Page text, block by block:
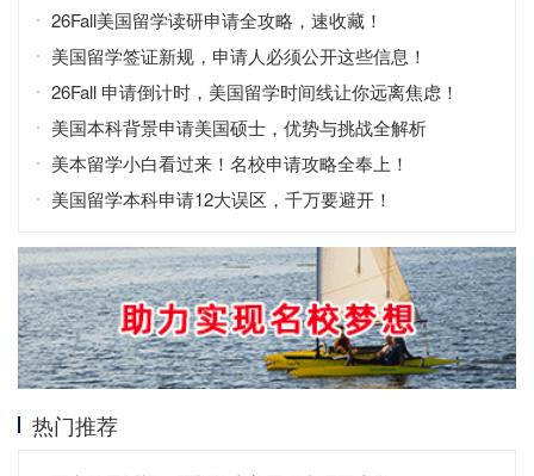
26Fall美国留学读研申请全攻略，速收藏！
美国留学签证新规，申请人必须公开这些信息！
26Fall 申请倒计时，美国留学时间线让你远离焦虑！
美国本科背景申请美国硕士，优势与挑战全解析
美本留学小白看过来！名校申请攻略全奉上！
美国留学本科申请12大误区，千万要避开！
热门推荐